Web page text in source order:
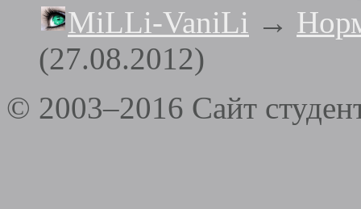
MiLLi-VaniLi →
(27.08.2012)
© 2003–2016 Сайт